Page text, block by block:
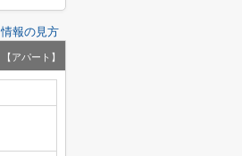
情報の見方
【アパート】